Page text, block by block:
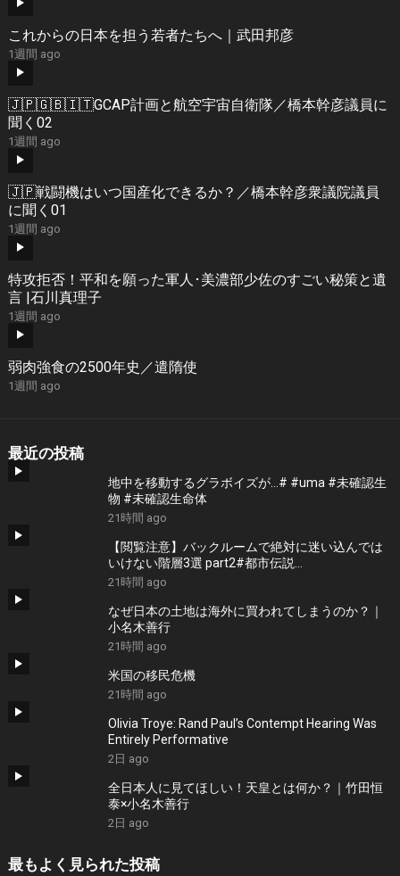
これからの日本を担う若者たちへ｜武田邦彦
1週間 ago
🇯🇵🇬🇧🇮🇹GCAP計画と航空宇宙自衛隊／橋本幹彦議員に
聞く02
1週間 ago
🇯🇵戦闘機はいつ国産化できるか？／橋本幹彦衆議院議員
に聞く01
1週間 ago
特攻拒否！平和を願った軍人･美濃部少佐のすごい秘策と遺
言 |石川真理子
1週間 ago
弱肉強食の2500年史／遣隋使
1週間 ago
最近の投稿
地中を移動するグラボイズが…# #uma #未確認生
物 #未確認生命体
21時間 ago
【閲覧注意】バックルームで絶対に迷い込んでは
いけない階層3選 part2#都市伝説
#thebackroomsfoundfootage #ホラー
21時間 ago
なぜ日本の土地は海外に買われてしまうのか？｜
小名木善行
21時間 ago
米国の移民危機
21時間 ago
Olivia Troye: Rand Paul’s Contempt Hearing Was
Entirely Performative
2日 ago
全日本人に見てほしい！天皇とは何か？｜竹田恒
泰×小名木善行
2日 ago
最もよく見られた投稿